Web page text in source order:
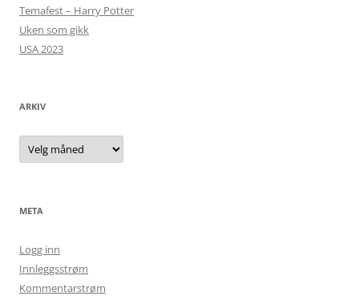
Temafest – Harry Potter
Uken som gikk
USA 2023
ARKIV
Arkiv
META
Logg inn
Innleggsstrøm
Kommentarstrøm